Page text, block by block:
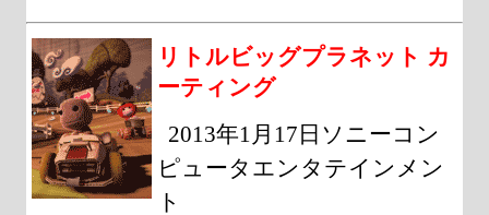
リトルビッグプラネット カ
ーティング
2013年1月17日ソニーコン
ピュータエンタテインメン
ト